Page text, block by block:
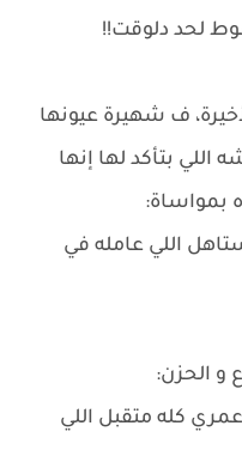
لحد دلوقت!!
ف شهيرة عيونها
بتأكد لها إنها
بمواساة:
اللي عامله في
و الحزن:
كله متقبل اللي